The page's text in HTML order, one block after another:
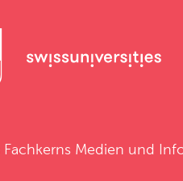
Fachkerns Medien und